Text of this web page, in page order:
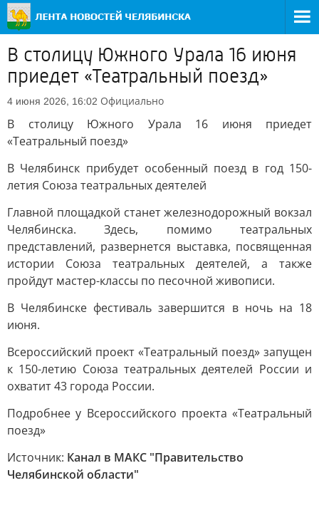
В столицу Южного Урала 16 июня
приедет «Театральный поезд»
4 июня 2026, 16:02 Официально
В столицу Южного Урала 16 июня приедет
«Театральный поезд»
В Челябинск прибудет особенный поезд в год 150-
летия Союза театральных деятелей
Главной площадкой станет железнодорожный вокзал
Челябинска. Здесь, помимо театральных
представлений, развернется выставка, посвященная
истории Союза театральных деятелей, а также
пройдут мастер-классы по песочной живописи.
В Челябинске фестиваль завершится в ночь на 18
июня.
Всероссийский проект «Театральный поезд» запущен
к 150-летию Союза театральных деятелей России и
охватит 43 города России.
Подробнее у Всероссийского проекта «Театральный
поезд»
Источник: Канал в МАКС "Правительство
Челябинской области"